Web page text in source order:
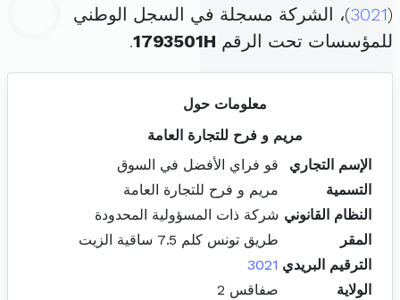
(
3021)، الشركة مسجلة في السجل الوطني
للمؤسسات تحت الرقم 1793501H
.
معلومات حول
مريم و فرح للتجارة العامة
الإسم التجاري
قو فراي الأفضل في السوق
التسمية
مريم و فرح للتجارة العامة
النظام القانوني شركة ذات المسؤولية المحدودة
المقر
طريق تونس كلم 7.5 ساقية الزيت
الترقيم البريدي 3021
الولاية
صفاقس 2